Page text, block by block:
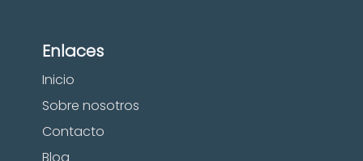
Enlaces
Inicio
Sobre nosotros
Contacto